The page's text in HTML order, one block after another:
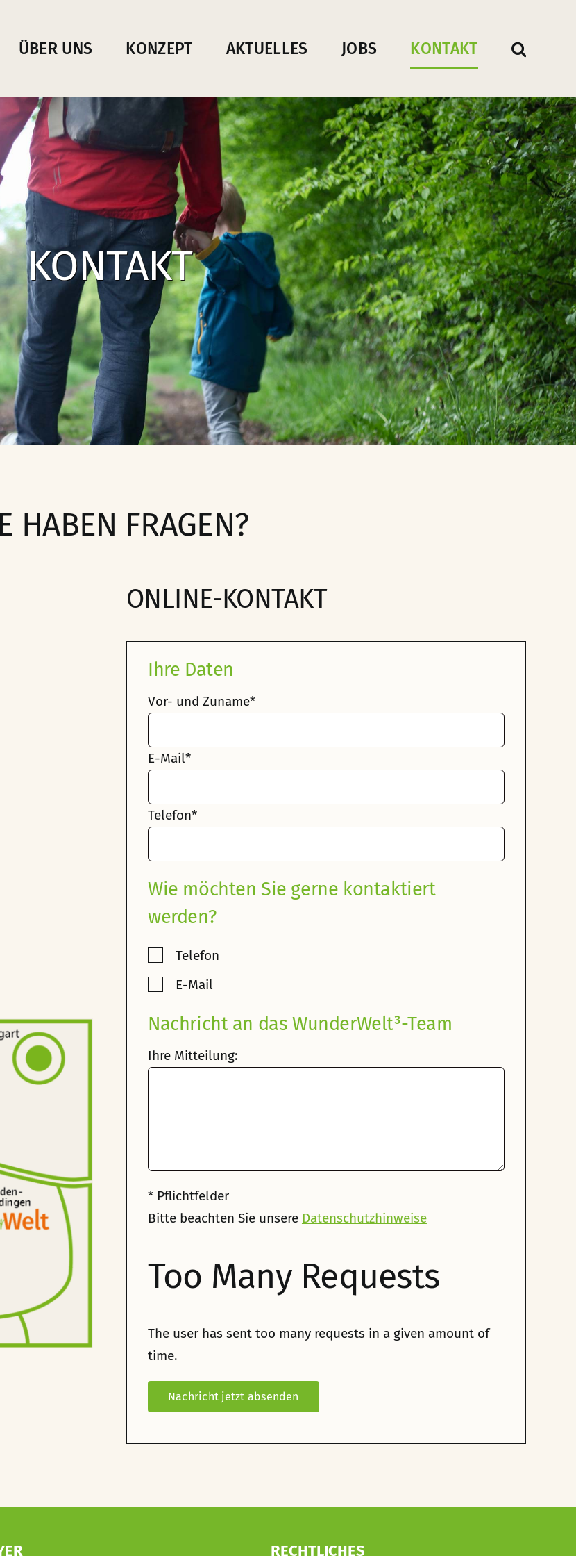
ÜBER UNS KONZEPT AKTUELLES JOBS KONTAKT
KONTAKT
HABEN FRAGEN?
ONLINE-KONTAKT
Ihre Daten
Vor- und Zuname*
E-Mail*
Telefon*
Wie möchten Sie gerne kontaktiert
werden?
Telefon
E-Mail
Nachricht an das WunderWelt³-Team
Ihre Mitteilung:
* Pflichtfelder
Bitte beachten Sie unsere Datenschutzhinweise
Too Many Requests
The user has sent too many requests in a given amount of
time.
RECHTLICHES